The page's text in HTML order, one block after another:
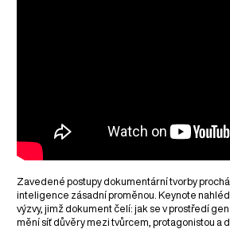
Zavedené postupy dokumentární tvorby
inteligence zásadní proměnou. Keynote
výzvy, jimž dokument čelí: jak se v prostředí
mění síť důvěry mezi tvůrcem, protagonistou a